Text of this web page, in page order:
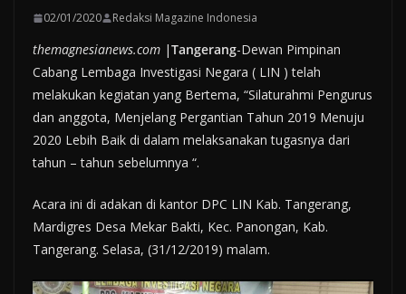
02/01/2020 Redaksi Magazine Indonesia
themagnesianews.com |Tangerang-Dewan Pimpinan
Cabang Lembaga Investigasi Negara ( LIN ) telah
melakukan kegiatan yang Bertema, “Silaturahmi Pengurus
dan anggota, Menjelang Pergantian Tahun 2019 Menuju
2020 Lebih Baik di dalam melaksanakan tugasnya dari
tahun – tahun sebelumnya “.
Acara ini di adakan di kantor DPC LIN Kab. Tangerang,
Mardigres Desa Mekar Bakti, Kec. Panongan, Kab.
Tangerang. Selasa, (31/12/2019) malam.